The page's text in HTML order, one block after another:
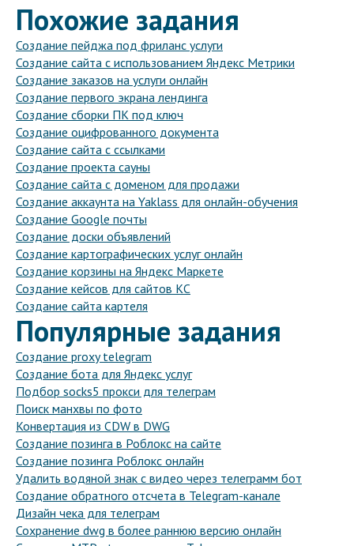
Похожие задания
Создание пейджа под фриланс услуги
Создание сайта с использованием Яндекс Метрики
Создание заказов на услуги онлайн
Создание первого экрана лендинга
Создание сборки ПК под ключ
Создание оцифрованного документа
Создание сайта с ссылками
Создание проекта сауны
Создание сайта с доменом для продажи
Создание аккаунта на Yaklass для онлайн-обучения
Создание Google почты
Создание доски объявлений
Создание картографических услуг онлайн
Создание корзины на Яндекс Маркете
Создание кейсов для сайтов КС
Создание сайта картеля
Популярные задания
Создание proxy telegram
Создание бота для Яндекс услуг
Подбор socks5 прокси для телеграм
Поиск манхвы по фото
Конвертация из CDW в DWG
Создание позинга в Роблокс на сайте
Создание позинга Роблокс онлайн
Удалить водяной знак с видео через телеграмм бот
Создание обратного отсчета в Telegram-канале
Дизайн чека для телеграм
Сохранение dwg в более раннюю версию онлайн